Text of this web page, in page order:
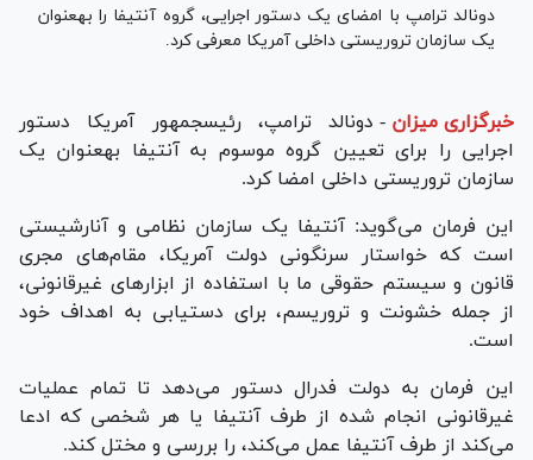
دونالد ترامپ با امضای یک دستور اجرایی، گروه آنتیفا را به‎عنوان
یک سازمان تروریستی داخلی آمریکا معرفی کرد.
خبرگزاری میزان -
دونالد ترامپ، رئیس‎جمهور آمریکا دستور
اجرایی را برای تعیین گروه موسوم به آنتیفا به‎عنوان یک
سازمان تروریستی داخلی امضا کرد.
این فرمان می‌گوید: آنتیفا یک سازمان نظامی و آنارشیستی
است که خواستار سرنگونی دولت آمریکا، مقام‌های مجری
قانون و سیستم حقوقی ما با استفاده از ابزار‌های غیرقانونی،
از جمله خشونت و تروریسم، برای دستیابی به اهداف خود
است.
این فرمان به دولت فدرال دستور می‌دهد تا تمام عملیات
غیرقانونی انجام شده از طرف آنتیفا یا هر شخصی که ادعا
می‌کند از طرف آنتیفا عمل می‌کند، را بررسی و مختل کند.